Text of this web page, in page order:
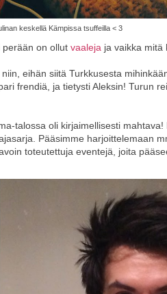
keskellä Kämpissa tsuffeilla < 3
perään on ollut vaaleja ja vaikka mitä
niin, eihän siitä Turkkusesta
frendiä, ja tietysti Aleksin! Turun
talossa oli kirjaimellisesti mahtava!
Pääsimme harjoittelemaan
toteutettuja eventejä, joita